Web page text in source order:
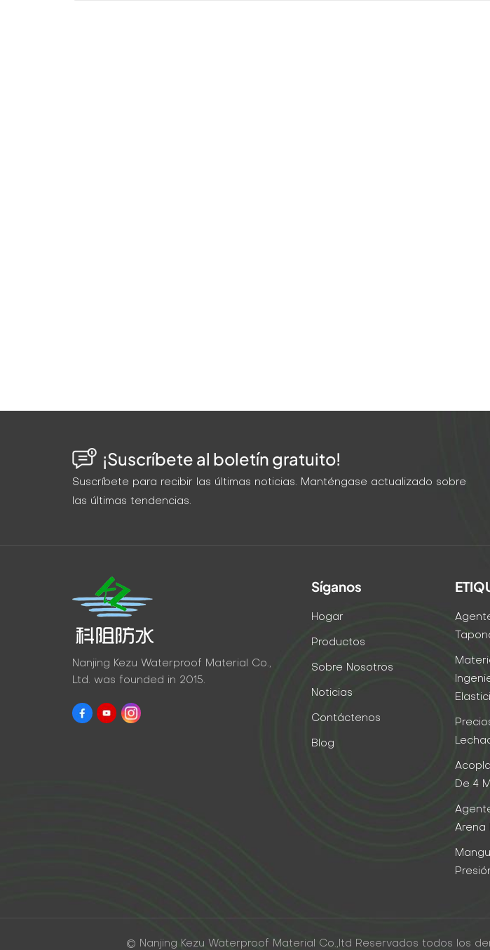
¡Suscríbete al boletín gratuito!
Suscríbete para recibir las últimas noticias. Manténgase actualizado sobre
las últimas tendencias.
Nanjing Kezu Waterproof Material Co.,
Ltd. was founded in 2015.
Síganos
Hogar
Productos
Sobre Nosotros
Noticias
Contáctenos
Blog
De 4
Arena
© Nanjing Kezu Waterproof Material Co.,ltd Reservados todos los